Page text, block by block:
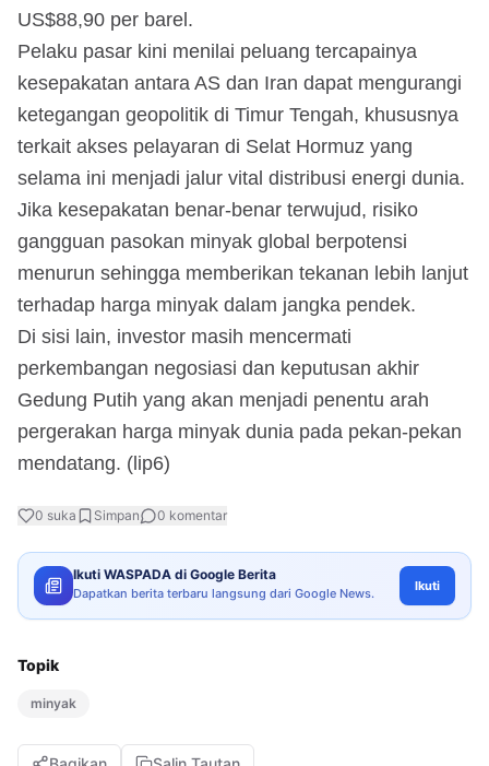
US$88,90 per barel.
Pelaku pasar kini menilai peluang tercapainya
kesepakatan antara AS dan Iran dapat mengurangi
ketegangan geopolitik di Timur Tengah, khususnya
terkait akses pelayaran di Selat Hormuz yang
selama ini menjadi jalur vital distribusi energi dunia.
Jika kesepakatan benar-benar terwujud, risiko
gangguan pasokan minyak global berpotensi
menurun sehingga memberikan tekanan lebih lanjut
terhadap harga minyak dalam jangka pendek.
Di sisi lain, investor masih mencermati
perkembangan negosiasi dan keputusan akhir
Gedung Putih yang akan menjadi penentu arah
pergerakan harga minyak dunia pada pekan-pekan
mendatang. (lip6)
0 suka Simpan 0 komentar
Ikuti WASPADA di Google Berita
Dapatkan berita terbaru langsung dari Google News. Ikuti
Topik
minyak